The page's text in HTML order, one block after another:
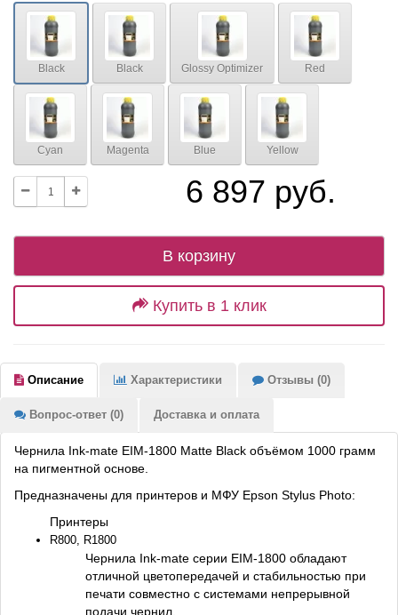
Black Black Glossy Optimizer Red
Cyan Magenta Blue Yellow
6 897 руб.
В корзину
Купить в 1 клик
Описание Характеристики Отзывы (0)
Вопрос-ответ (0) Доставка и оплата
Чернила Ink-mate EIM-1800 Matte Black объёмом 1000 грамм
на пигментной основе.
Предназначены для принтеров и МФУ Epson Stylus Photo:
Принтеры
R800, R1800
Чернила Ink-mate серии EIM-1800 обладают
отличной цветопередачей и стабильностью при
печати совместно с системами непрерывной
подачи чернил.